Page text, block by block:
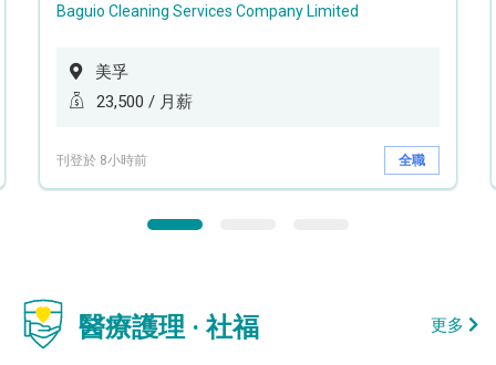
Baguio Cleaning Services Company Limited
美孚
23,500 / 月薪
刊登於 8小時前 全職
醫療護理 · 社福 更多